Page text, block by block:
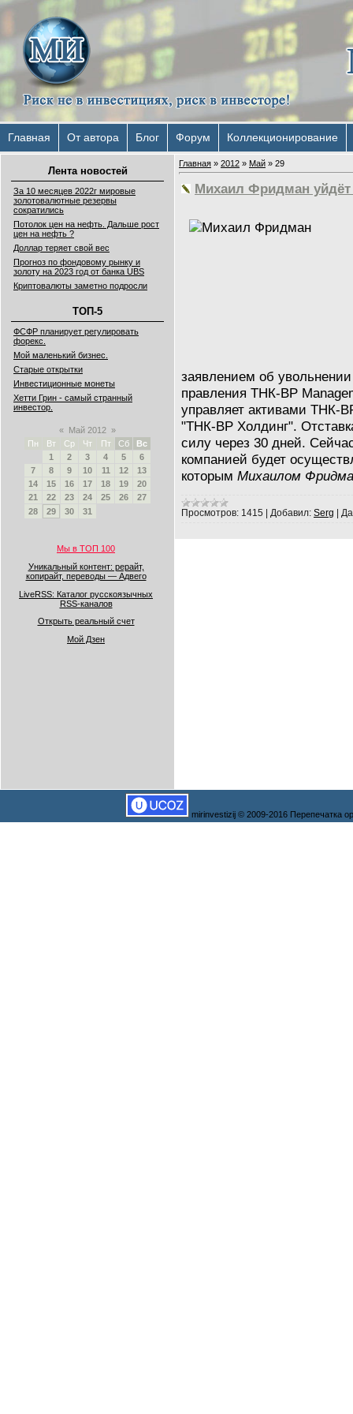
Главная От автора Блог Форум Коллекционирование
Лента новостей
За 10 месяцев 2022г мировые
золотовалютные резервы
сократились
Потолок цен на нефть. Дальше рост
цен на нефть ?
Доллар теряет свой вес
Прогноз по фондовому рынку и
золоту на 2023 год от банка UBS
Криптовалюты заметно подросли
ТОП-5
ФСФР планирует регулировать
форекс.
Мой маленький бизнес.
Старые открытки
Инвестиционные монеты
Хетти Грин - самый странный
инвестор.
« Май 2012 »
Пн
Вт Ср Чт Пт Сб
Вс
1
2 3 4 5
6
7
8 9 10 11 12
13
14
15 16 17 18 19
20
21
22 23 24 25 26
27
28
29 30 31
Мы в ТОП 100
Уникальный контент: рерайт,
копирайт, переводы — Адвего
LiveRSS: Каталог русскоязычных
RSS-каналов
Открыть реальный счет
Мой Дзен
Главная » 2012 » Май » 29
Михаил Фридман уйдёт
заявлением об
правления ТНК-BP
управляет активами ТНК-
"ТНК-BP Холдинг".
силу через 30 дней.
компанией будет
которым Михаилом
Просмотров: 1415 Добавил: Serg
mirinvestizij © 2009-2016 Перепечатка